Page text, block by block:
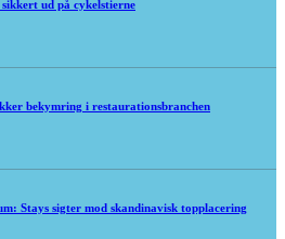
ud på cykelstierne
bekymring i restaurationsbranchen
Stays sigter mod skandinavisk topplacering